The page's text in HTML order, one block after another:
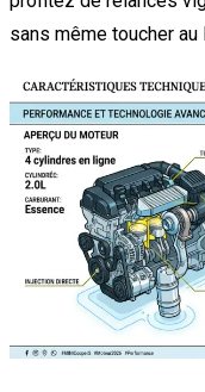
sans même toucher